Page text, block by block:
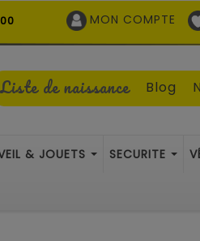
MON COMPTE
Liste de naissance Blog
& JOUETS SECURITE